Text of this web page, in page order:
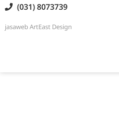
(031) 8073739
jasawebArtEast Design